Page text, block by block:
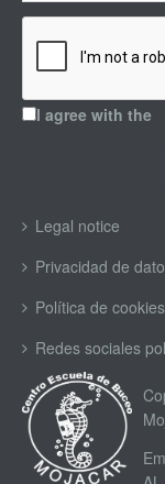
I agree with the
Legal notice
Privacidad de
Política de cookies
Redes sociales